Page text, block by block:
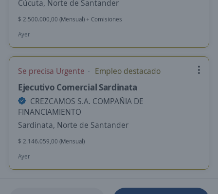
Cúcuta, Norte de Santander
$ 2.500.000,00 (Mensual) + Comisiones
Ayer
Se precisa Urgente Empleo destacado
Ejecutivo Comercial Sardinata
CREZCAMOS S.A. COMPAÑIA DE
FINANCIAMIENTO
Sardinata, Norte de Santander
$ 2.146.059,00 (Mensual)
Ayer